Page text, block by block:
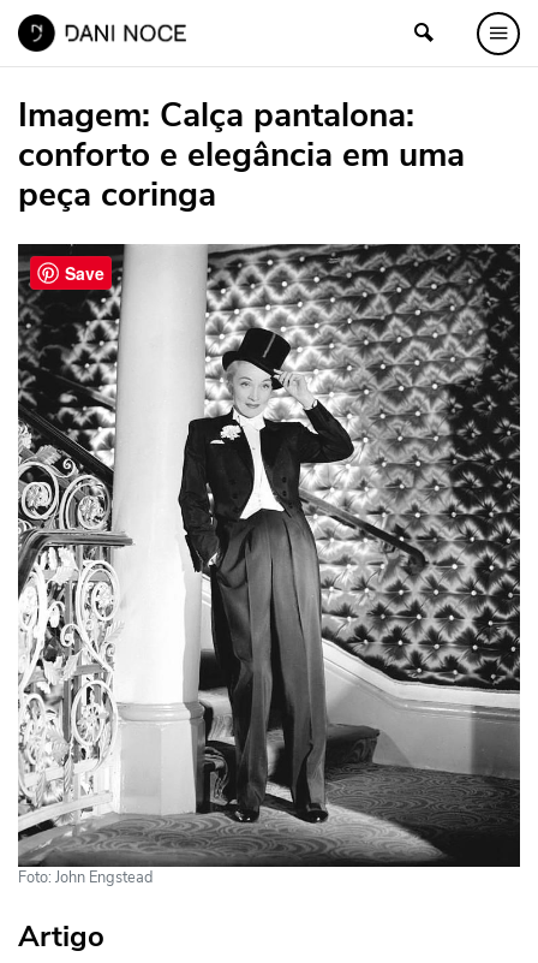
Imagem: Calça pantalona:
conforto e elegância em uma
peça coringa
Foto: John Engstead
Artigo
Save